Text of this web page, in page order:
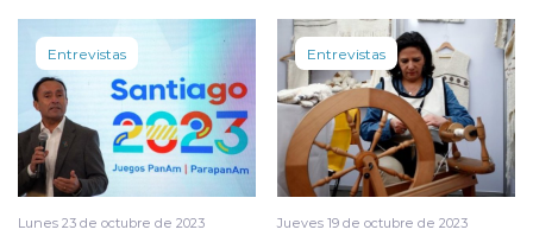
Entrevistas
Lunes 23 de octubre de 2023
Entrevistas
Jueves 19 de octubre de 2023